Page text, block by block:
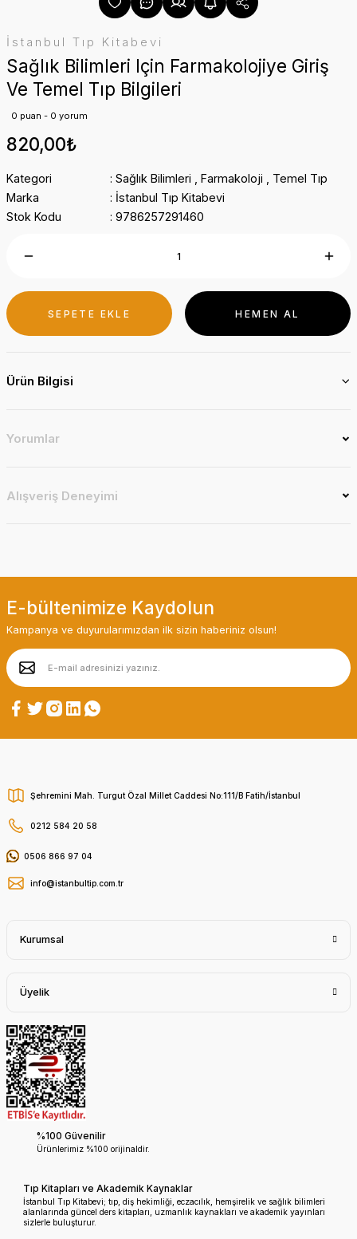
İstanbul Tıp Kitabevi
Sağlık Bilimleri Için Farmakolojiye Giriş
Ve Temel Tıp Bilgileri
0 puan - 0 yorum
820,00₺
Kategori Sağlık Bilimleri Farmakoloji
Temel Tıp
Marka
İstanbul Tıp Kitabevi
Stok Kodu
9786257291460
SEPETE EKLE HEMEN AL
Ürün Bilgisi
Yorumlar
Alışveriş Deneyimi
E-bültenimize Kaydolun
Kampanya ve duyurularımızdan ilk sizin haberiniz olsun!
Şehremini Mah. Turgut Özal Millet Caddesi No:111/B Fatih/İstanbul
0212 584 20 58
0506 866 97 04
info@istanbultip.com.tr
Kurumsal
Üyelik
%100 Güvenilir
Ürünlerimiz %100 orijinaldir.
Tıp Kitapları ve Akademik Kaynaklar
İstanbul Tıp Kitabevi; tıp, diş hekimliği, eczacılık, hemşirelik ve sağlık bilimleri
alanlarında güncel ders kitapları, uzmanlık kaynakları ve akademik yayınları
sizlerle buluşturur.